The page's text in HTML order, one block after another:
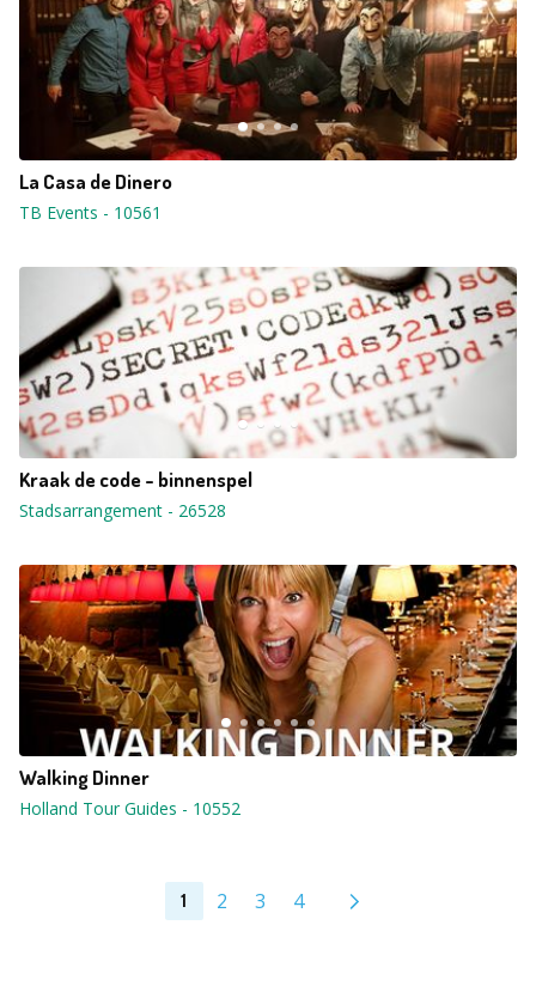
La Casa de Dinero
TB Events - 10561
Kraak de code - binnenspel
Stadsarrangement - 26528
Walking Dinner
Holland Tour Guides - 10552
1 2 3 4